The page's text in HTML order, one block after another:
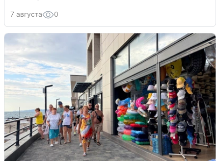
7 августа 0